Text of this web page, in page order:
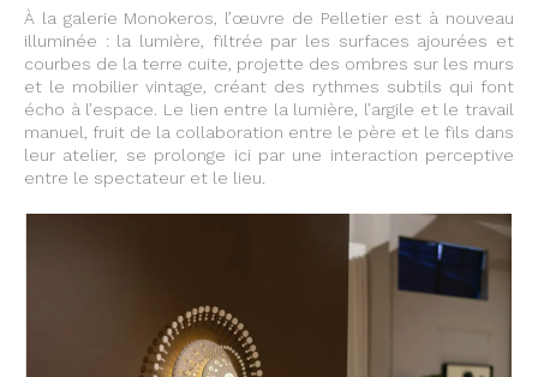
À la galerie Monokeros, l’œuvre de Pelletier est à nouveau
illuminée : la lumière, filtrée par les surfaces ajourées et
courbes de la terre cuite, projette des ombres sur les murs
et le mobilier vintage, créant des rythmes subtils qui font
écho à l’espace. Le lien entre la lumière, l’argile et le travail
manuel, fruit de la collaboration entre le père et le fils dans
leur atelier, se prolonge ici par une interaction perceptive
entre le spectateur et le lieu.